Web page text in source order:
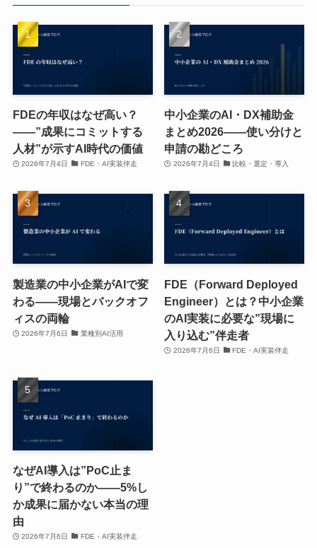
FDEの年収はなぜ高い？
——”成果にコミットする
人材”が示すAI時代の価値
2026年7月4日 FDE・AI実装伴走
中小企業のAI・DX補助金
まとめ2026——使い分けと
申請の勘どころ
2026年7月4日 比較・選定・導入
製造業の中小企業がAIで変
わる——現場とバックオフ
ィスの両輪
2026年7月6日 業種別AI活用
FDE（Forward Deployed
Engineer）とは？中小企業
のAI実装に必要な”現場に
入り込む”伴走者
2026年7月6日 FDE・AI実装伴走
なぜAI導入は”PoC止ま
り”で終わるのか——5%し
か成果に届かない本当の理
由
2026年7月6日 FDE・AI実装伴走